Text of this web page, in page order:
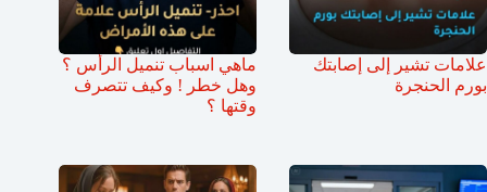
علامات تشير إلى إصابتك
بورم الحنجرة
ماهي اسباب تنميل الرأس ؟
وهل خطر ! وكيف تتصرف
وقتها ؟